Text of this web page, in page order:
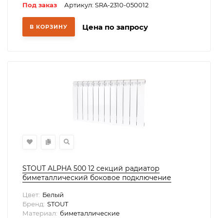
Под заказ Артикул: SRA-2310-050012
В КОРЗИНУ Цена по запросу
STOUT ALPHA 500 12 секций радиатор
биметаллический боковое подключение
Цвет: Белый
Бренд: STOUT
Материал: биметаллические